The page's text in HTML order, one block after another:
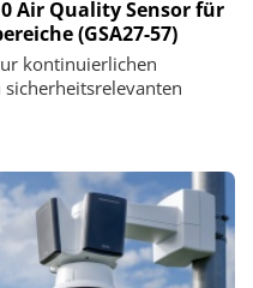
Air Quality Sensor für
(GSA27-57)
kontinuierlichen